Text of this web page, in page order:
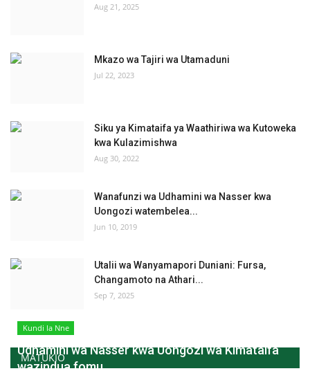
Aug 21, 2025
Mkazo wa Tajiri wa Utamaduni
Jul 22, 2023
Siku ya Kimataifa ya Waathiriwa wa Kutoweka
kwa Kulazimishwa
Aug 30, 2022
Wanafunzi wa Udhamini wa Nasser kwa
Uongozi watembelea...
Jun 10, 2019
Utalii wa Wanyamapori Duniani: Fursa,
Changamoto na Athari...
Sep 7, 2025
MATUKIO
Kundi la Nne
Udhamini wa Nasser kwa Uongozi wa Kimataifa
wazindua fomu...